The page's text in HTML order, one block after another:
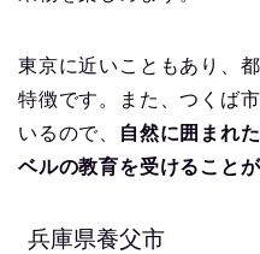
東京に近いこともあり、
特徴です。また、つくば
いるので、
自然に囲まれ
ベルの教育を受けること
兵庫県養父市